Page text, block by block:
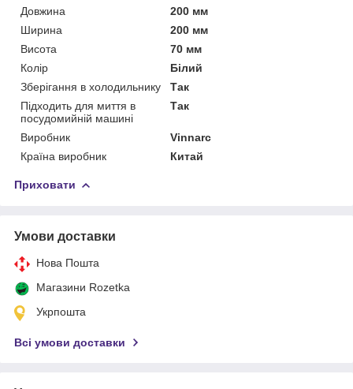
Довжина
200 мм
Ширина
200 мм
Висота
70 мм
Колір
Білий
Зберігання в холодильнику
Так
Підходить для миття в
посудомийній машині
Так
Виробник
Vinnarc
Країна виробник
Китай
Приховати
Умови доставки
Нова Пошта
Магазини Rozetka
Укрпошта
Всі умови доставки